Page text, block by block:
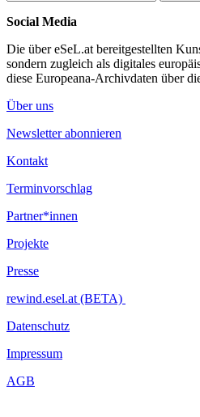
Social Media
Die über eSeL.at bereitgestellten
sondern zugleich als digitales
diese Europeana-Archivdaten über
Über uns
Newsletter abonnieren
Kontakt
Terminvorschlag
Partner*innen
Projekte
Presse
rewind.esel.at (BETA)
Datenschutz
Impressum
AGB